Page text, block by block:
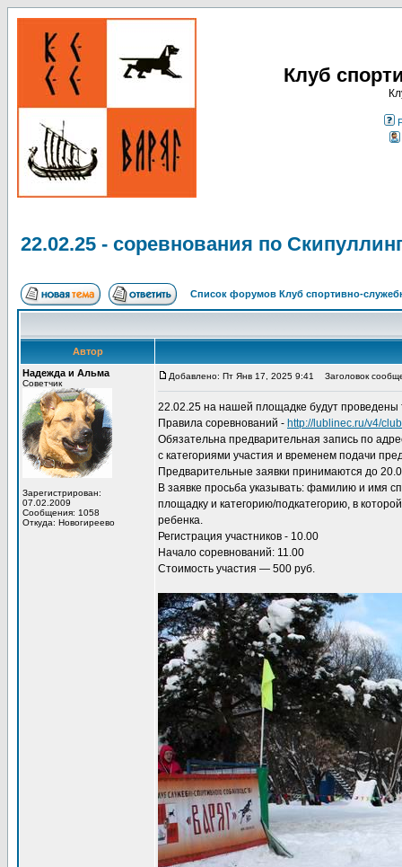
Клуб
22.02.25 - соревнования по
Список форумов Клуб спортивно-
Автор
Надежда и Альма
Советчик
Зарегистрирован:
07.02.2009
Сообщения: 1058
Откуда: Новогиреево
Добавлено: Пт Янв 17, 2025 9:41 Заголовок
22.02.25 на нашей площадке будут
Правила соревнований - http://lublinec.ru/v4/
Обязательна предварительная запись по
с категориями участия и временем подачи
Предварительные заявки принимаются до
В заявке просьба указывать: фамилию и имя
площадку и категорию/подкатегорию, в
ребенка.
Регистрация участников - 10.00
Начало соревнований: 11.00
Стоимость участия — 500 руб.